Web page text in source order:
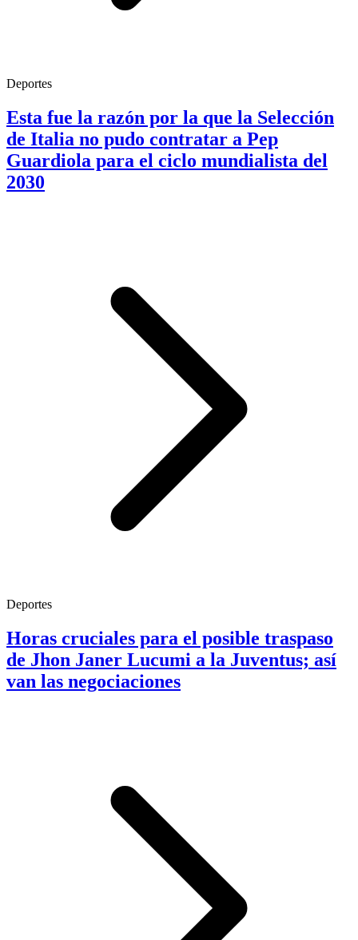
Deportes
Esta fue la razón por la que la Selección
de Italia no pudo contratar a Pep
Guardiola para el ciclo mundialista del
2030
Deportes
Horas cruciales para el posible traspaso
de Jhon Janer Lucumi a la Juventus; así
van las negociaciones